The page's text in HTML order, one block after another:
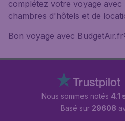
complétez votre voyage
chambres d'hôtels et de
Bon voyage avec
Nous sommes notés 4.1
Basé sur 29608